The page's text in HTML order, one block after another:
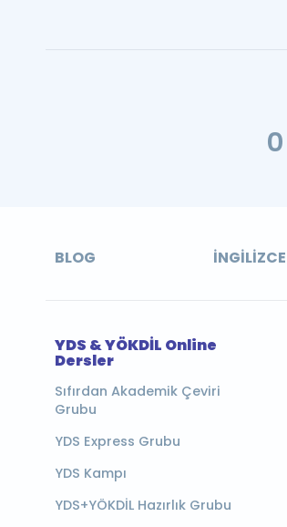
BLOG
YDS & YÖKDİL Online
Dersler
Sıfırdan Akademik Çeviri
Grubu
YDS Express Grubu
YDS Kampı
YDS+YÖKDİL Hazırlık Grubu